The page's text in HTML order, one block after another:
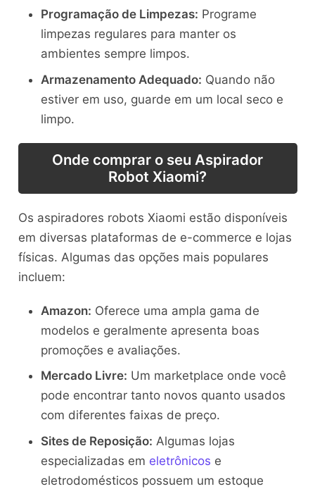
Programação de Limpezas: Programe
limpezas regulares para manter os
ambientes sempre limpos.
Armazenamento Adequado: Quando não
estiver em uso, guarde em um local seco e
limpo.
Onde comprar o seu Aspirador
Robot Xiaomi?
Os aspiradores robots Xiaomi estão disponíveis
em diversas plataformas de e-commerce e lojas
físicas. Algumas das opções mais populares
incluem:
Amazon: Oferece uma ampla gama de
modelos e geralmente apresenta boas
promoções e avaliações.
Mercado Livre: Um marketplace onde você
pode encontrar tanto novos quanto usados
com diferentes faixas de preço.
Sites de Reposição: Algumas lojas
especializadas em eletrônicos e
eletrodomésticos possuem um estoque